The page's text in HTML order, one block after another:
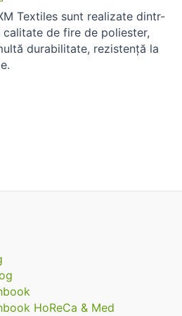
Textiles sunt realizate dintr-
de fire de poliester,
durabilitate, rezistență la
HoReCa & Med